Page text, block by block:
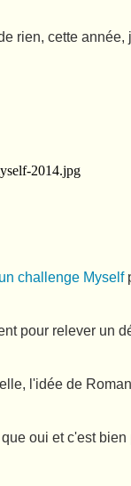
rien, cette
un challenge Myself
pour relever un
l'idée de
oui et c'est